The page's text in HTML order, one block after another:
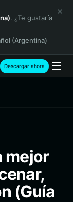
. ¿Te gustaría
(Argentina)
Descargar ahora
mejor
(Guía